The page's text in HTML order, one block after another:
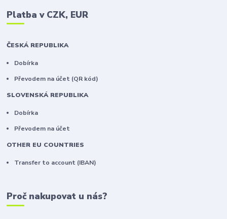
Platba v CZK, EUR
ČESKÁ REPUBLIKA
Dobírka
Převodem na účet (QR kód)
SLOVENSKÁ REPUBLIKA
Dobírka
Převodem na účet
OTHER EU COUNTRIES
Transfer to account (IBAN)
Proč nakupovat u nás?